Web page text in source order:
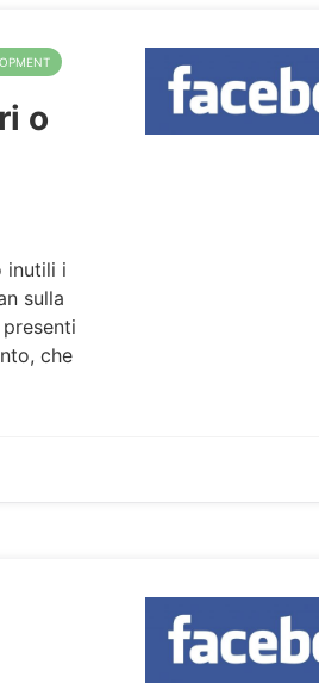
o
inutili i
sulla
che